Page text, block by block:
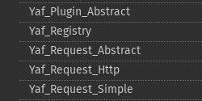
Yaf_​Plugin_​Abstract
Yaf_​Registry
Yaf_​Request_​Abstract
Yaf_​Request_​Http
Yaf_​Request_​Simple